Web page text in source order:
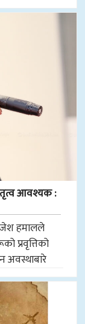
आवश्यक :
हमालले
प्रवृत्तिको
अवस्थाबारे